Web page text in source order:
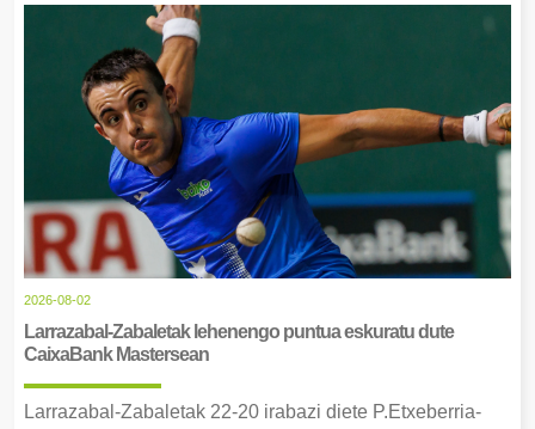
2026-08-02
Larrazabal-Zabaletak lehenengo puntua eskuratu dute
CaixaBank Mastersean
Larrazabal-Zabaletak 22-20 irabazi diete P.Etxeberria-